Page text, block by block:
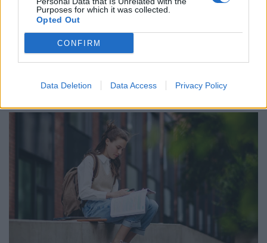
Purposes for which it was collected.
Opted Out
CONFIRM
Data Deletion Data Access Privacy Policy
El vannak tévedve a mai diákok? Sokan már
csak így hajlandók dolgozni: elképesztő,
milyen elvárásaik vannak
továbbra is a kommunikáció, a problémamegoldás és a
kritikus gondolkodás vezet.